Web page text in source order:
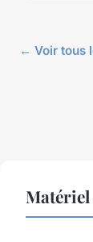
← Voir tous